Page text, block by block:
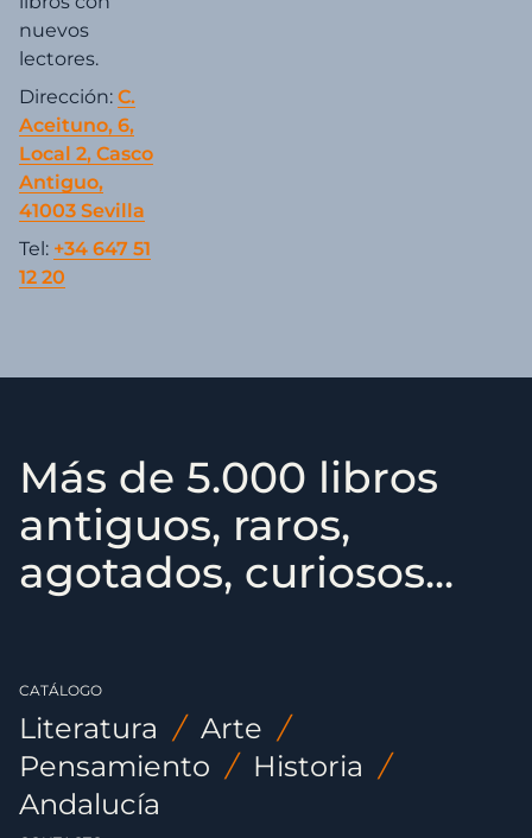
nuevos
lectores.
Dirección: C.
Aceituno, 6,
Local 2, Casco
Antiguo,
41003 Sevilla
Tel: +34 647 51
12 20
Más de 5.000 libros
antiguos, raros,
agotados, curiosos...
CATÁLOGO
Literatura / Arte /
Pensamiento / Historia /
Andalucía